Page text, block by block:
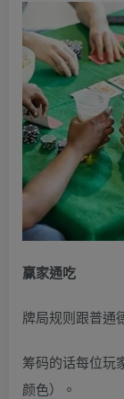
赢家通吃
牌局规则跟普通
筹码的话每位玩
颜色）。